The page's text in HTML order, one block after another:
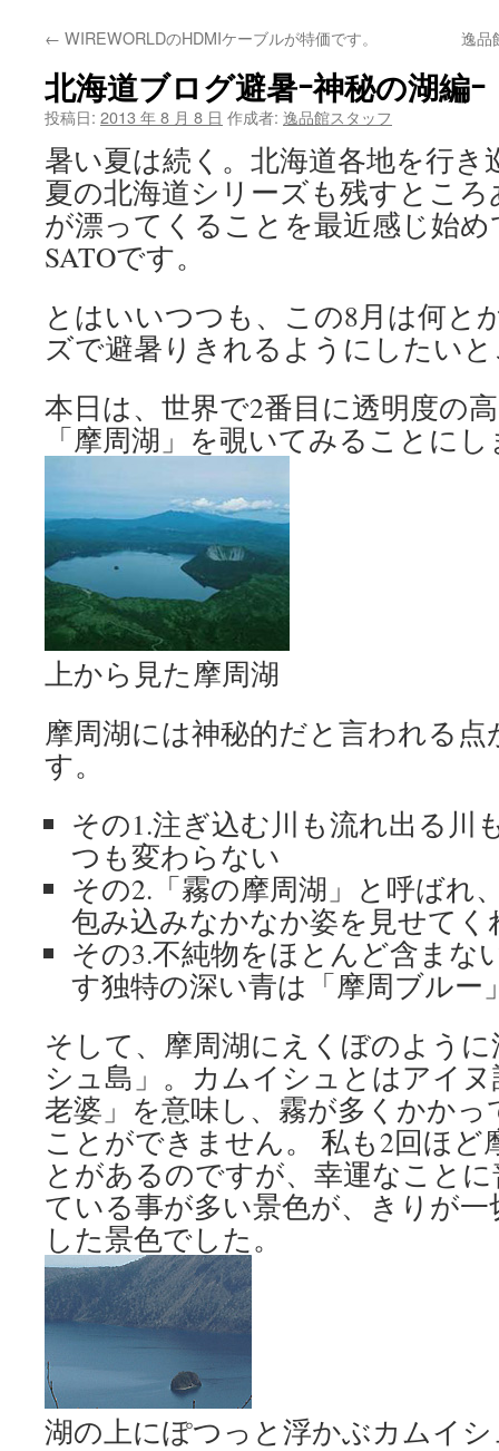
← WIREWORLDのHDMIケーブルが特価です。 逸品
北海道ブログ避暑ｰ神秘の湖編ｰ
投稿日: 2013 年 8 月 8 日 作成者: 逸品館スタッフ
暑い夏は続く。北海道各地を行き
夏の北海道シリーズも残すとこ
が漂ってくることを最近感じ始め
SATOです。
とはいいつつも、この8月は何と
ズで避暑りきれるようにしたい
本日は、世界で2番目に透明度の
「摩周湖」を覗いてみることに
上から見た摩周湖
摩周湖には神秘的だと言われる
す。
その1.注ぎ込む川も流れ出る川
つも変わらない
その2.「霧の摩周湖」と呼ばれ
包み込みなかなか姿を見せてく
その3.不純物をほとんど含まな
す独特の深い青は「摩周ブルー
そして、摩周湖にえくぼのよう
シュ島」。カムイシュとはアイ
老婆」を意味し、霧が多くかか
ことができません。 私も2回ほど
とがあるのですが、幸運なこと
ている事が多い景色が、きりが
した景色でした。
湖の上にぽつっと浮かぶカムイ